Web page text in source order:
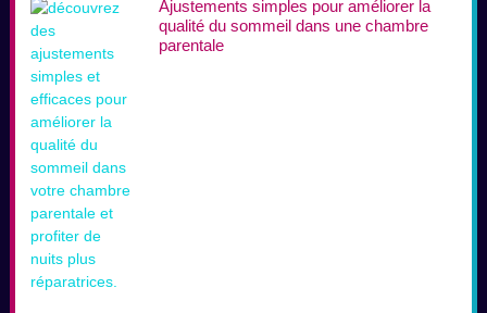
Ajustements simples pour améliorer la
qualité du sommeil dans une chambre
parentale